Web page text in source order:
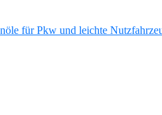
für Pkw und leichte